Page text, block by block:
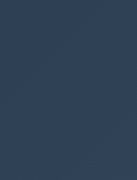
室、书房等私人空间
厅、餐厅等公共区域
厨房、卫生间等湿区
：专业清洁执行